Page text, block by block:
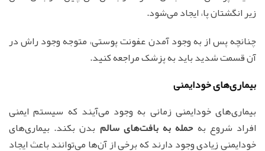
زیر انگشتان پا، ایجاد می‌شود.
چنانچه پس از به وجود آمدن عفونت پوستی، متوجه وجود راش در
آن قسمت شدید باید به پزشک مراجعه کنید.
بیماری‌های خودایمنی
بیماری‌های خودایمنی زمانی به وجود می‌آیند که سیستم ایمنی
افراد شروع به حمله به بافت‌های سالم بدن بکند. بیماری‌های
خودایمنی زیادی وجود دارند که برخی از آن‌ها می‌توانند باعث ایجاد